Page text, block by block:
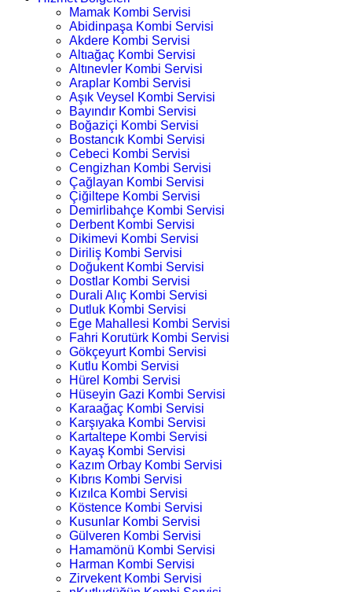
Mamak Kombi Servisi
Abidinpaşa Kombi Servisi
Akdere Kombi Servisi
Altıağaç Kombi Servisi
Altınevler Kombi Servisi
Araplar Kombi Servisi
Aşık Veysel Kombi Servisi
Bayındır Kombi Servisi
Boğaziçi Kombi Servisi
Bostancık Kombi Servisi
Cebeci Kombi Servisi
Cengizhan Kombi Servisi
Çağlayan Kombi Servisi
Çiğiltepe Kombi Servisi
Demirlibahçe Kombi Servisi
Derbent Kombi Servisi
Dikimevi Kombi Servisi
Diriliş Kombi Servisi
Doğukent Kombi Servisi
Dostlar Kombi Servisi
Durali Alıç Kombi Servisi
Dutluk Kombi Servisi
Ege Mahallesi Kombi Servisi
Fahri Korutürk Kombi Servisi
Gökçeyurt Kombi Servisi
Kutlu Kombi Servisi
Hürel Kombi Servisi
Hüseyin Gazi Kombi Servisi
Karaağaç Kombi Servisi
Karşıyaka Kombi Servisi
Kartaltepe Kombi Servisi
Kayaş Kombi Servisi
Kazım Orbay Kombi Servisi
Kıbrıs Kombi Servisi
Kızılca Kombi Servisi
Köstence Kombi Servisi
Kusunlar Kombi Servisi
Gülveren Kombi Servisi
Hamamönü Kombi Servisi
Harman Kombi Servisi
Zirvekent Kombi Servisi